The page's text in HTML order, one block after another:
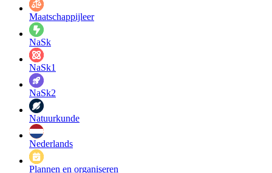
Maatschappijleer
NaSk
NaSk1
NaSk2
Natuurkunde
Nederlands
Plannen en organiseren